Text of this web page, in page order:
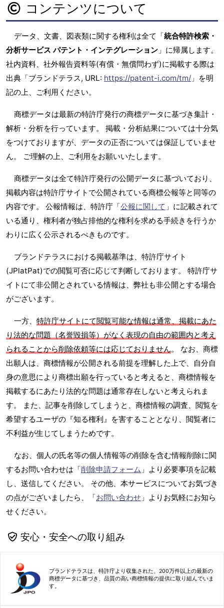
コンテンツについて
データ、文書、図表類に関する権利は全て「統合特許検索・
分析サービス パテント・インテグレーション 」に帰属します。
社内資料、社外報告資料等(有償・無償問わず)に掲載する際は
出典「ブランドテラス, URL: https://patent-i.com/tm/ 」を明
記の上、ご利用ください。
商標データは最新の特許庁発行の商標データに基づき集計・
解析・分析を行っています。 掲載・分析結果については十分気
をつけておりますが、データの正否については保証していませ
ん。 ご理解の上、ご利用をお願いいたします。
商標データは全て特許庁発行の公開データに基づいており、
掲載内容は特許庁サイトで公開されている商標公報等と同等の
内容です。 公報情報は、特許庁「公報に関して 」に記載されて
いる通り、権利者が独占排他的な権利を求める手続きを行うか
わりに広く公示されるべきものです。
ブランドテラスにおける掲載基準は、特許庁サイト
(JPlatPat)での閲覧可否に応じて判断しております。 特許庁サ
イトにて非公開とされている情報は、弊社も非公開とする場合
がございます。
一方、 特許庁サイトにて閲覧可能な情報は通常、掲載にあた
り法的な問題（名誉毀損等）がなく表現の自由の範囲内と考え
られることから削除依頼等には応じておりません。 なお、商標
出願人は、商標情報が公開される前提を理解した上で、自分自
身の意思により商標出願を行っていると考えると、商標情報を
掲載するにあたり法的な問題は通常存在しないと考えられま
す。 また、記事を削除してしまうと、商標情報の調査、閲覧を
希望するユーザの『知る権利』を害することとなり、閲覧者に
不利益が生じてしまうためです。
なお、個人の氏名等の個人情報等の削除を含む情報削除に関
するお問い合わせは「削除申請フォーム 」より必要事項を記載
し、送信してください。 その他、本サービスについてお気づき
の点がございましたら、「お問い合わせ 」よりお気軽にお知ら
せください。
安心・安全への取り組み
ブランドテラスは、特許庁より収集された、200万件以上の最新の
商標データに基づき、品質の高い商標情報の提供に取り組んでいま
す。